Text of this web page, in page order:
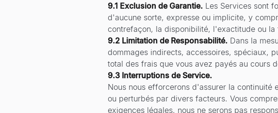
9.1 Exclusion de Garantie. Les Services sont
d'aucune sorte, expresse ou implicite, y
contrefaçon, la disponibilité, l'exactitude ou la
9.2 Limitation de Responsabilité. Dans la
dommages indirects, accessoires, spéciaux,
total des frais que vous avez payés au cours
9.3 Interruptions de Service.
Nous nous efforcerons d'assurer la
ou perturbés par divers facteurs. Vous
exigences légales, nous ne serons pas